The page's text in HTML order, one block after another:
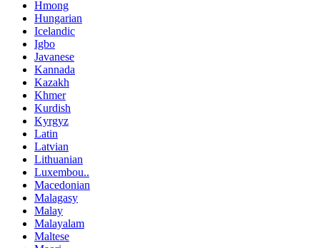
Hmong
Hungarian
Icelandic
Igbo
Javanese
Kannada
Kazakh
Khmer
Kurdish
Kyrgyz
Latin
Latvian
Lithuanian
Luxembou..
Macedonian
Malagasy
Malay
Malayalam
Maltese